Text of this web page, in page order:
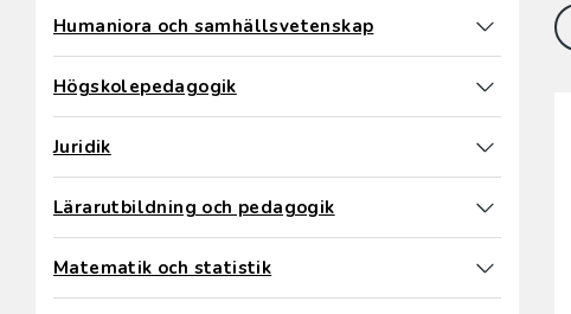
Humaniora och samhällsvetenskap
Högskolepedagogik
Juridik
Lärarutbildning och pedagogik
Matematik och statistik